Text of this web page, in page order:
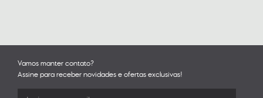
Vamos manter contato?
Assine para receber novidades e ofertas exclusivas!